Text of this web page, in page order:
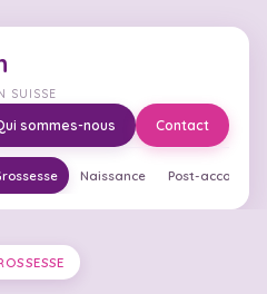
SUISSE
Naissance Post-
sommes-nous Contact